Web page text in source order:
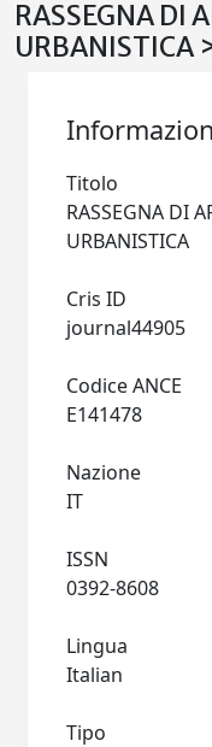
RASSEGNA DI
Titolo
RASSEGNA DI
Cris ID
Codice ANCE
Nazione
ISSN
Lingua
Tipo